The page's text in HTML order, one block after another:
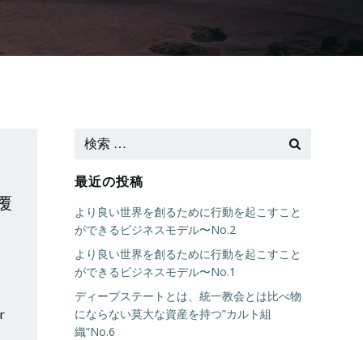
最近の投稿
より良い世界を創るために行動を起こすこと
ができるビジネスモデル〜No.2
より良い世界を創るために行動を起こすこと
ができるビジネスモデル〜No.1
ディープステートとは、統一教会とは比べ物
にならない莫大な資産を持つ”カルト組
織”No.6